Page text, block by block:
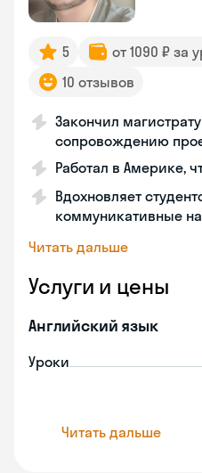
5 от 1090 ₽ за
10 отзывов
Закончил
сопровождению
Работал в Америке,
Вдохновляет
коммуникативные
Читать дальше
Услуги и цены
Английский язык
Уроки
Читать дальше